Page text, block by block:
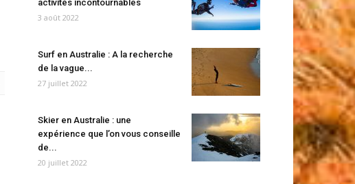
activités incontournables
3 août 2022
Surf en Australie : A la recherche
de la vague...
27 juillet 2022
Skier en Australie : une
expérience que l’on vous conseille
de...
20 juillet 2022